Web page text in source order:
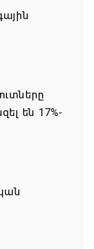
են 17%-